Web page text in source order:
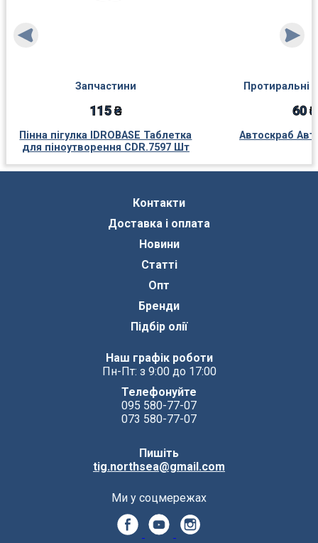
Запчастини
115 ₴
Пінна пігулка IDROBASE Таблетка
для піноутворення CDR.7597 Шт
Протиральні
60 ₴
Автоскраб
Контакти
Доставка і оплата
Новини
Статті
Опт
Бренди
Підбір олії
Наш графік роботи
Пн-Пт: з 9:00 до 17:00
Телефонуйте
095 580-77-07
073 580-77-07
Пишіть
tig.northsea@gmail.com
Ми у соцмережах